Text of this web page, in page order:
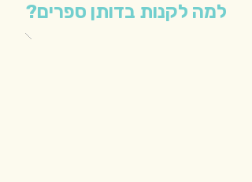
למה לקנות בדותן ספרים?